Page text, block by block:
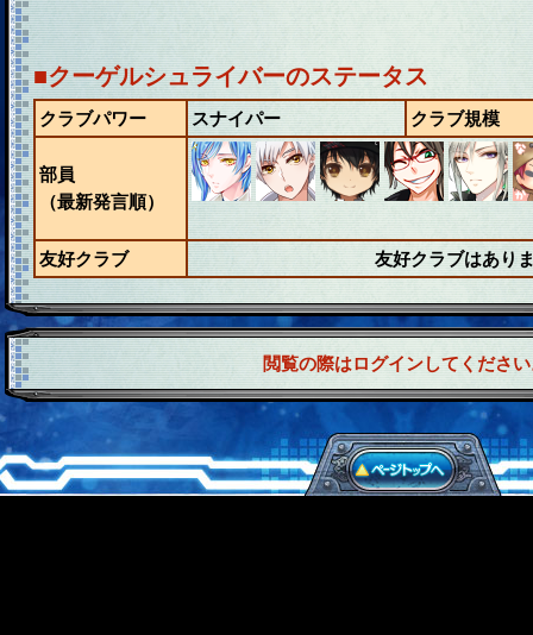
■クーゲルシュライバーのステータス
クラブパワー スナイパー クラブ規模
部員
（最新発言順）
友好クラブ 友好クラブはあり
閲覧の際はログインしてくださ